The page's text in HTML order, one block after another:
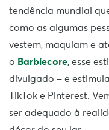
tendência mundial
como as algumas
vestem, maquiam e
o Barbiecore, esse
divulgado – e
TikTok e Pinterest.
ser adequado à